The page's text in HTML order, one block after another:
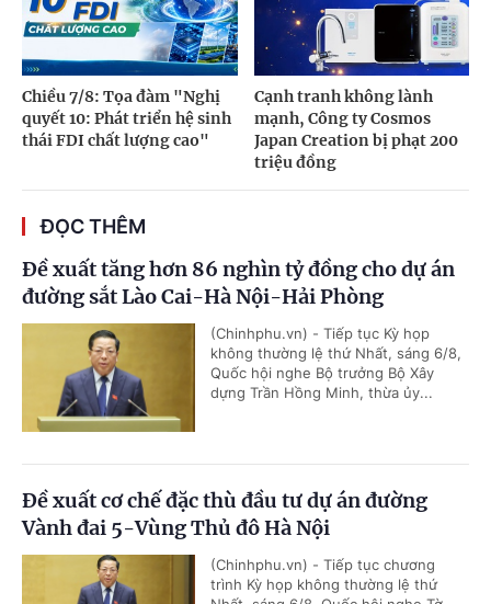
Chiều 7/8: Tọa đàm "Nghị
quyết 10: Phát triển hệ sinh
thái FDI chất lượng cao"
Cạnh tranh không lành
mạnh, Công ty Cosmos
Japan Creation bị phạt 200
triệu đồng
ĐỌC THÊM
Đề xuất tăng hơn 86 nghìn tỷ đồng cho dự án
đường sắt Lào Cai-Hà Nội-Hải Phòng
(Chinhphu.vn) - Tiếp tục Kỳ họp
không thường lệ thứ Nhất, sáng 6/8,
Quốc hội nghe Bộ trưởng Bộ Xây
dựng Trần Hồng Minh, thừa ủy...
Đề xuất cơ chế đặc thù đầu tư dự án đường
Vành đai 5-Vùng Thủ đô Hà Nội
(Chinhphu.vn) - Tiếp tục chương
trình Kỳ họp không thường lệ thứ